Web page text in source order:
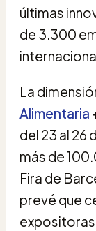
últimas
de 3.300
La
Alimentaria
del 23 al 26
más de
Fira de
prevé que